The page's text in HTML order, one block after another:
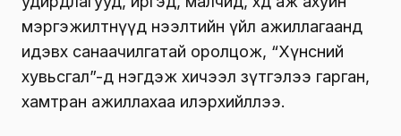
мэргэжилтнүүд нээлтийн үйл ажиллагаанд
идэвх санаачилгатай оролцож, “Хүнсний
хувьсгал”-д нэгдэж хичээл зүтгэлээ гарган,
хамтран ажиллахаа илэрхийллээ.